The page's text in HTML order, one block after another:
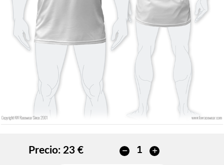
AÑADIR
AÑADIR
Precio: 23 €